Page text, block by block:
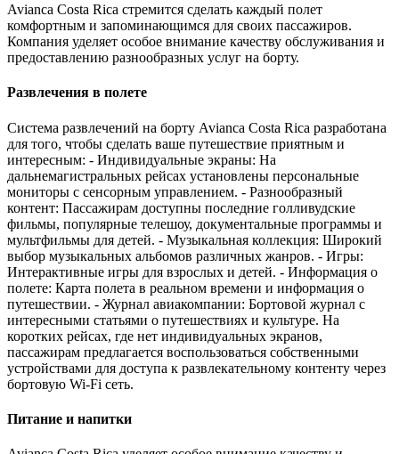
Avianca Costa Rica стремится сделать каждый полет
комфортным и запоминающимся для своих пассажиров.
Компания уделяет особое внимание качеству обслуживания и
предоставлению разнообразных услуг на борту.
Развлечения в полете
Система развлечений на борту Avianca Costa Rica разработана
для того, чтобы сделать ваше путешествие приятным и
интересным: - Индивидуальные экраны: На
дальнемагистральных рейсах установлены персональные
мониторы с сенсорным управлением. - Разнообразный
контент: Пассажирам доступны последние голливудские
фильмы, популярные телешоу, документальные программы и
мультфильмы для детей. - Музыкальная коллекция: Широкий
выбор музыкальных альбомов различных жанров. - Игры:
Интерактивные игры для взрослых и детей. - Информация о
полете: Карта полета в реальном времени и информация о
путешествии. - Журнал авиакомпании: Бортовой журнал с
интересными статьями о путешествиях и культуре. На
коротких рейсах, где нет индивидуальных экранов,
пассажирам предлагается воспользоваться собственными
устройствами для доступа к развлекательному контенту через
бортовую Wi-Fi сеть.
Питание и напитки